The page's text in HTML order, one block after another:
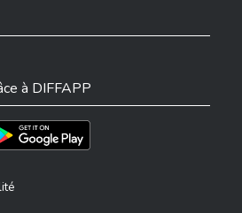
à DIFFAPP
l'App Storel'app sur Play Store